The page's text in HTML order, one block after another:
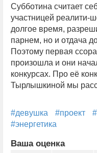
Субботина считает
участницей реалити-
долгое время,
парнем, но и отдача
Поэтому первая
произошла и они
конкурсах. Про её
Тырлышкиной мы
#девушка #проект
#энергетика
Ваша оценка